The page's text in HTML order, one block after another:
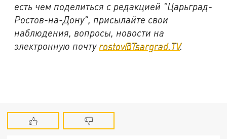
есть чем поделиться с редакцией "Царьград-
Ростов-на-Дону", присылайте свои
наблюдения, вопросы, новости на
электронную почту rostov@Tsargrad.TV.